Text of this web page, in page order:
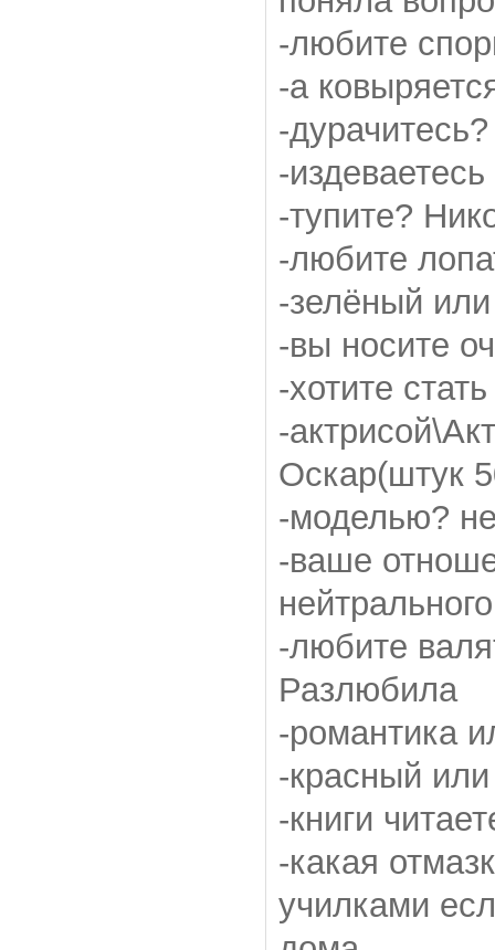
-любите
-а
-
-
-тупите?
-любите
-зелёный
-вы носите
-хотите
-
Оскар(штук
-моделью?
-ваше
нейтрального
-любите
Разлюбила
-романтика
-красный
-книги
-какая
училками